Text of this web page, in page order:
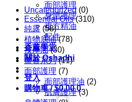
面部護理
身體護理
複方精油
配件
香薰學堂
關於 Oshadhi
登入
購物車 /$0.00 0
Uncategorized (0)
Essential Oils (310)
純露 (58)
植物底油 (78)
按摩油 (30)
蘆薈系列 (11)
面部護理 (7)
面部護理油 (2)
肌膚護理 (3)